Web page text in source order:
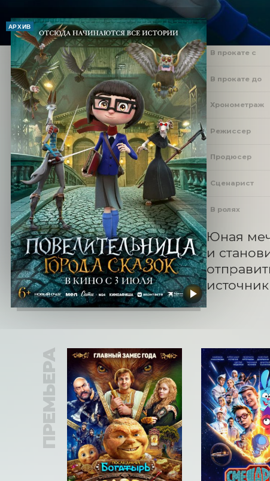
АРХИВ
В прокате с
В прокате до
Хронометраж
Режиссер
Продюсер
Сценарист
В ролях
Юная
и
ПРЕМЬЕРА